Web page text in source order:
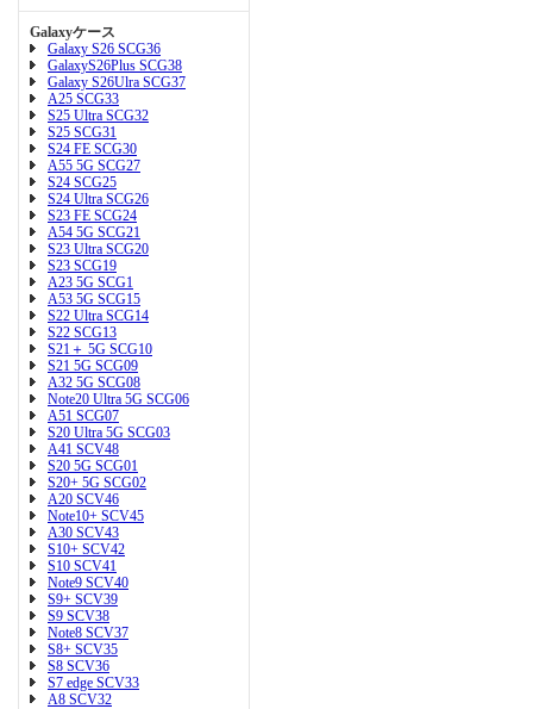
Galaxyケース
Galaxy S26 SCG36
GalaxyS26Plus SCG38
Galaxy S26Ulra SCG37
A25 SCG33
S25 Ultra SCG32
S25 SCG31
S24 FE SCG30
A55 5G SCG27
S24 SCG25
S24 Ultra SCG26
S23 FE SCG24
A54 5G SCG21
S23 Ultra SCG20
S23 SCG19
A23 5G SCG1
A53 5G SCG15
S22 Ultra SCG14
S22 SCG13
S21＋ 5G SCG10
S21 5G SCG09
A32 5G SCG08
Note20 Ultra 5G SCG06
A51 SCG07
S20 Ultra 5G SCG03
A41 SCV48
S20 5G SCG01
S20+ 5G SCG02
A20 SCV46
Note10+ SCV45
A30 SCV43
S10+ SCV42
S10 SCV41
Note9 SCV40
S9+ SCV39
S9 SCV38
Note8 SCV37
S8+ SCV35
S8 SCV36
S7 edge SCV33
A8 SCV32